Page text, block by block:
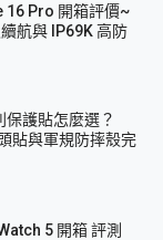
16 Pro 開箱評價~
航與 IP69K 高防
保護貼怎麼選？
貼與軍規防摔殼完
5 開箱 評測